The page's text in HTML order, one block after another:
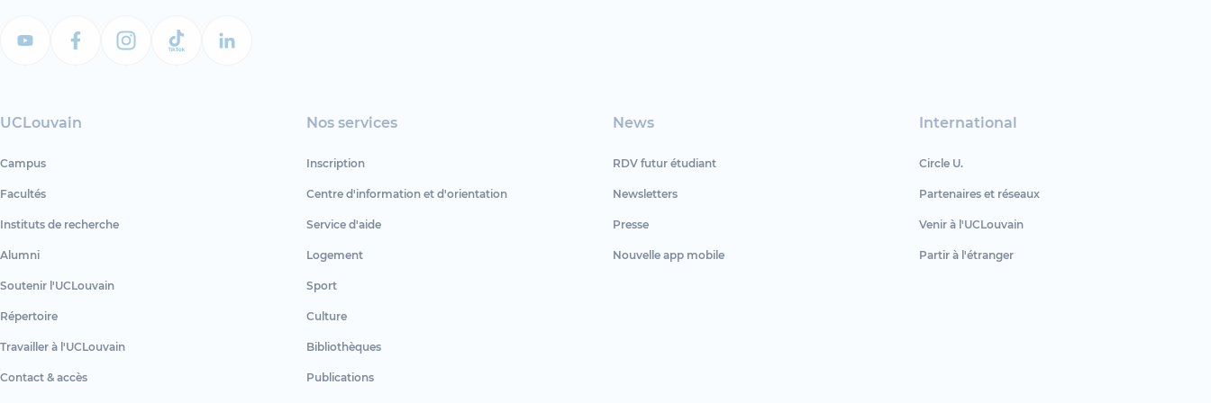
UCLouvain
Campus
Facultés
Instituts de recherche
Alumni
Soutenir l'UCLouvain
Répertoire
Travailler à l'UCLouvain
Contact & accès
Nos services
Inscription
Centre d'information et d'orientation
Service d'aide
Logement
Sport
Culture
Bibliothèques
Publications
News
RDV futur étudiant
Newsletters
Presse
Nouvelle app mobile
International
Circle U.
Partenaires et réseaux
Venir à l'UCLouvain
Partir à l'étranger